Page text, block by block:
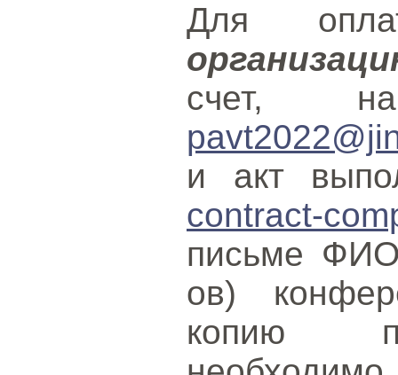
Для
счет,
и акт
contract-
письме ФИО
ов)
копию